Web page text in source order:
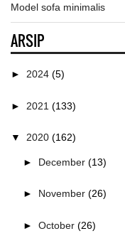
Model sofa minimalis
ARSIP
► 2024 (5)
► 2021 (133)
▼ 2020 (162)
► December (13)
► November (26)
► October (26)